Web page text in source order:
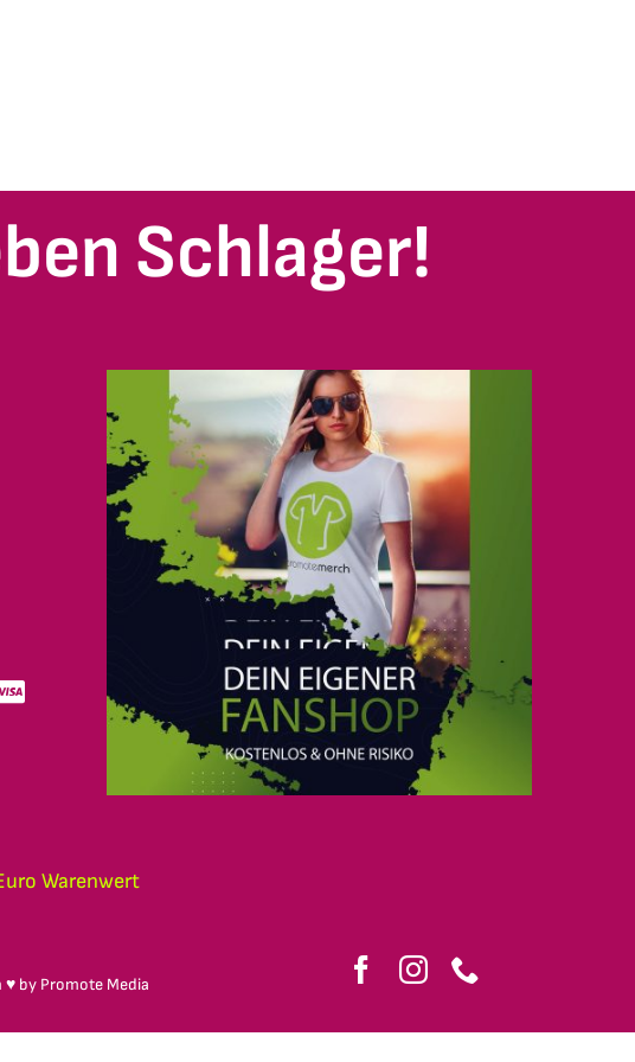
Schlager!
Warenwert
♥ by Promote Media